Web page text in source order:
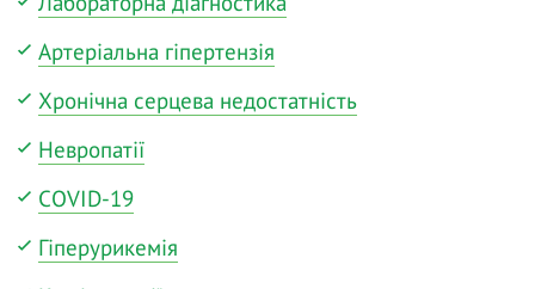
Артеріальна гіпертензія
Хронічна серцева недостатність
Невропатії
COVID-19
Гіперурикемія